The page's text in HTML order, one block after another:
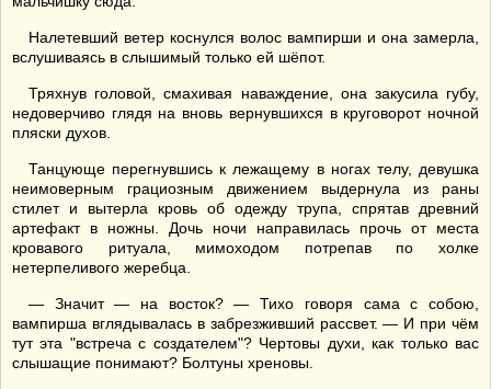
Налетевший ветер коснулся волос вампирши и она замерла,
вслушиваясь в слышимый только ей шёпот.
Тряхнув головой, смахивая наваждение, она закусила губу,
недоверчиво глядя на вновь вернувшихся в круговорот ночной
пляски духов.
Танцующе перегнувшись к лежащему в ногах телу, девушка
неимоверным грациозным движением выдернула из раны
стилет и вытерла кровь об одежду трупа, спрятав древний
артефакт в ножны. Дочь ночи направилась прочь от места
кровавого ритуала, мимоходом потрепав по холке
нетерпеливого жеребца.
— Значит — на восток? — Тихо говоря сама с собою,
вампирша вглядывалась в забрезживший рассвет. — И при чём
тут эта "встреча с создателем"? Чертовы духи, как только вас
слышащие понимают? Болтуны хреновы.